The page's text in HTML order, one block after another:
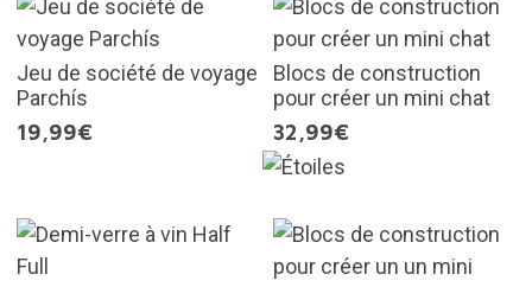
Jeu de société de voyage
Parchís
19,99€
Blocs de construction
pour créer un mini chat
32,99€